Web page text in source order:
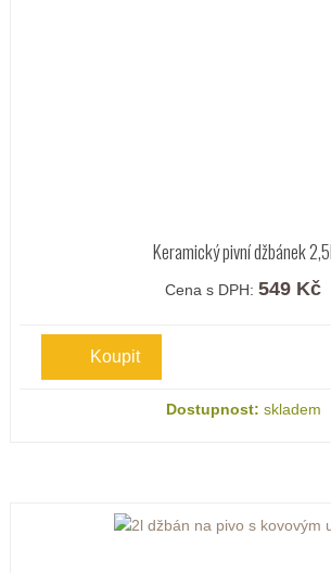
Keramický pivní džbánek 2,5l
Cena s DPH: 549 Kč
Dostupnost: skladem